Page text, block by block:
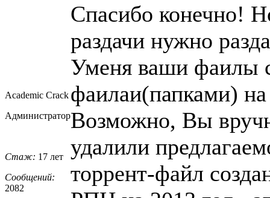
Academic Crack
Администратор
Стаж: 17 лет
Сообщений:
2082
Спасибо конечно!
раздачи нужно
Уменя ваши фаилы
фаилаи(папками)
Возможно, Вы
удалили
торрент-файл